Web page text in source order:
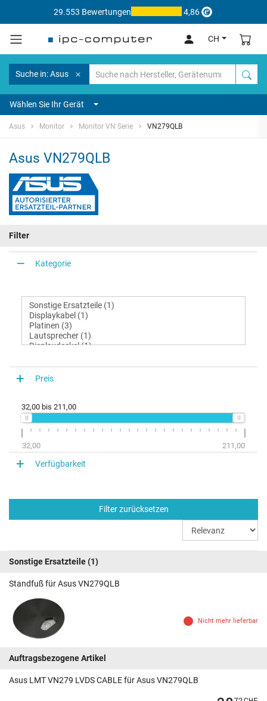
29.553 Bewertungen 4,86
CH
Suche in: Asus
Wählen Sie Ihr Gerät
Asus Monitor Monitor VN Serie VN279QLB
Asus VN279QLB
Filter
Kategorie
Preis
32,00 bis 211,00
32,00 211,00
Verfügbarkeit
Filter zurücksetzen
Sonstige Ersatzteile(1)
Standfuß für Asus VN279QLB
Nicht mehr lieferbar
Auftragsbezogene Artikel
Asus LMT VN279 LVDS CABLE für Asus VN279QLB